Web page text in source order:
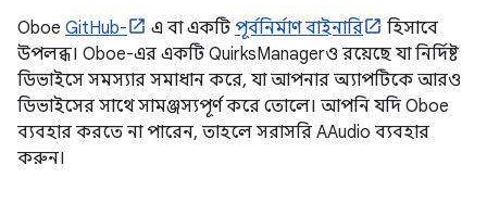
Oboe GitHub- এ বা একটি পূর্বনির্মাণ বাইনারি
হিসাবে
উপলব্ধ। Oboe-এর একটি QuirksManagerও রয়েছে যা নির্দিষ্ট
ডিভাইসে সমস্যার সমাধান করে, যা আপনার অ্যাপটিকে আরও
ডিভাইসের সাথে সামঞ্জস্যপূর্ণ করে তোলে। আপনি যদি Oboe
ব্যবহার করতে না পারেন, তাহলে সরাসরি AAudio ব্যবহার
করুন।